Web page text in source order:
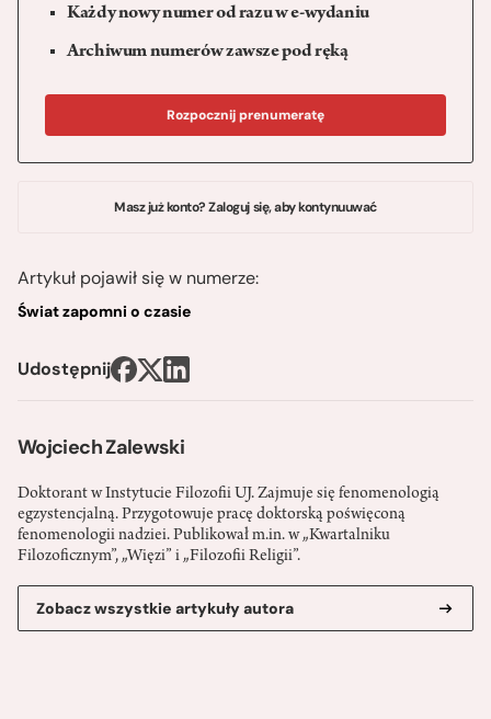
Wojciech Zalewski
Doktorant w Instytucie Filozofii UJ. Zajmuje się fenomenologią
egzystencjalną. Przygotowuje pracę doktorską poświęconą
fenomenologii nadziei. Publikował m.in. w „Kwartalniku
Filozoficznym”, „Więzi” i „Filozofii Religii”.
Zobacz wszystkie artykuły autora
Każdy nowy numer od razu w e-wydaniu
Archiwum numerów zawsze pod ręką
Rozpocznij prenumeratę
Masz już konto? Zaloguj się, aby kontynuuwać
Artykuł pojawił się w numerze:
Świat zapomni o czasie
Udostępnij